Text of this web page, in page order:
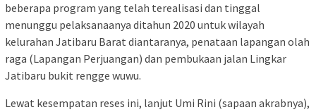
beberapa program yang telah terealisasi dan tinggal
menunggu pelaksanaanya ditahun 2020 untuk wilayah
kelurahan Jatibaru Barat diantaranya, penataan lapangan olah
raga (Lapangan Perjuangan) dan pembukaan jalan Lingkar
Jatibaru bukit rengge wuwu.
Lewat kesempatan reses ini, lanjut Umi Rini (sapaan akrabnya),